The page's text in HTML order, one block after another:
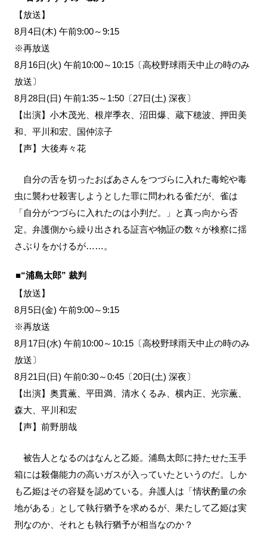
【放送】
8月4日(木) 午前9:00～9:15
※再放送
8月16日(火) 午前10:00～10:15〔高校野球雨天中止の時のみ
放送〕
8月28日(日) 午前1:35～1:50〔27日(土) 深夜〕
【出演】小木茂光、根岸季衣、沼田爆、蔵下穂波、押田美
和、平川和宏、国仲涼子
【声】大後寿々花
自分の舌を切ったおばあさんをつづらに入れた毒蛇や毒
虫に襲わせ殺害しようとした罪に問われる雀だが、雀は
「自分がつづらに入れたのは小判だ。」と真っ向から否
定。弁護側から繰り出される証言や物証の数々が検察に揺
さぶりをかけるが……。
■“浦島太郎” 裁判
【放送】
8月5日(金) 午前9:00～9:15
※再放送
8月17日(水) 午前10:00～10:15〔高校野球雨天中止の時のみ
放送〕
8月21日(日) 午前0:30～0:45〔20日(土) 深夜〕
【出演】奥貫薫、平田満、清水くるみ、横内正、光宗薫、
森大、平川和宏
【声】前野朋哉
被告人となるのはなんと乙姫。浦島太郎に持たせた玉手
箱には殺傷能力の高いガスが入っていたというのだ。しか
も乙姫はその容疑を認めている。弁護人は「情状酌量の余
地がある」として執行猶予を求めるが、果たして乙姫は実
刑なのか、それとも執行猶予が相当なのか？